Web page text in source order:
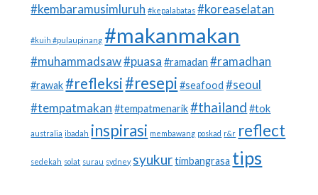
#kembaramusimluruh #kepalabatas #koreaselatan
#kuih #pulaupinang #makanmakan
#muhammadsaw#puasa #ramadan #ramadhan
#rawak #refleksi#resepi #seafood #seoul
#tempatmakan #tempatmenarik #thailand #tok
australia ibadah inspirasi membawang poskad r&r reflect
sedekah solat surau sydney syukur timbangrasa tips